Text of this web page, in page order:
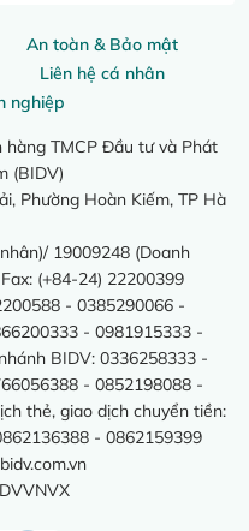
An toàn & Bảo mật
Liên hệ cá nhân
nghiệp
TMCP Đầu tư và Phát
(BIDV)
Phường Hoàn Kiếm, TP Hà
19009248 (Doanh
(+84-24) 22200399
- 0385290066 -
- 0981915333 -
BIDV: 0336258333 -
- 0852198088 -
thẻ, giao dịch chuyển tiền:
- 0862159399